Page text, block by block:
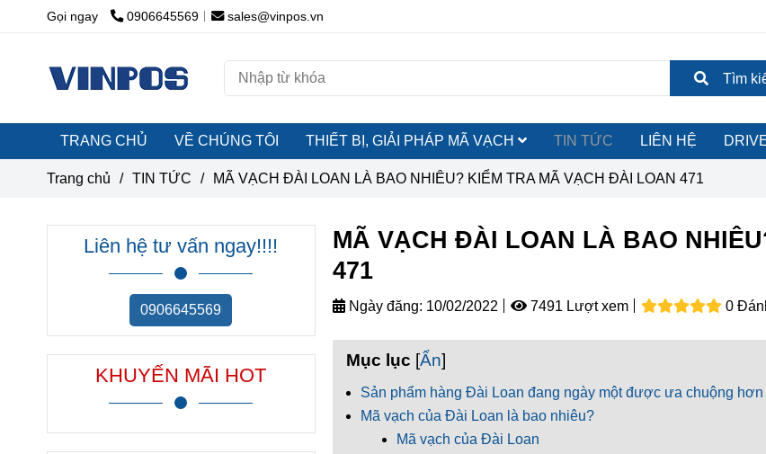
MÃ VẠCH ĐÀI LOAN LÀ BAO
471
Ngày đăng: 10/02/2022 7491 Lượt xem 0
Mục lục [Ẩn]
Sản phẩm hàng Đài Loan đang ngày một được ưa chuộng hơn
Mã vạch của Đài Loan là bao nhiêu?
Mã vạch của Đài Loan
Liên hệ tư vấn ngay!!!!
0906645569
KHUYẾN MÃI HOT
Trang chủ / TIN TỨC / MÃ VẠCH ĐÀI LOAN LÀ BAO NHIÊU? KIỂM TRA MÃ VẠCH ĐÀI LOAN 471
Gọi ngay 0906645569 sales@vinpos.vn
Tìm
TRANG CHỦ VỀ CHÚNG TÔI THIẾT BỊ, GIẢI PHÁP MÃ VẠCH TIN TỨC LIÊN HỆ